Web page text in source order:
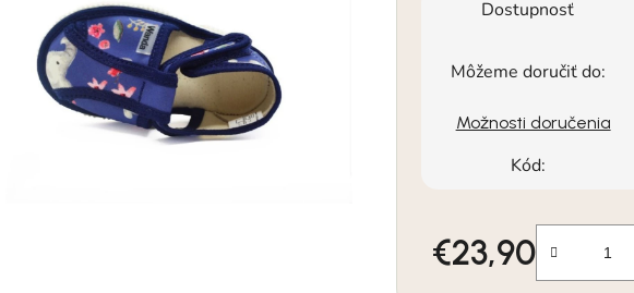
Dostupnosť
Môžeme doručiť do:
Možnosti doručenia
Kód:
€23,90
Jednotková cena: